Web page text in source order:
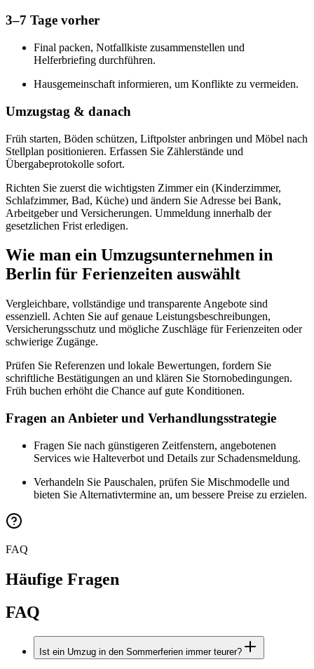
3–7 Tage vorher
Final packen, Notfallkiste zusammenstellen und
Helferbriefing durchführen.
Hausgemeinschaft informieren, um Konflikte zu vermeiden.
Umzugstag & danach
Früh starten, Böden schützen, Liftpolster anbringen und Möbel nach
Stellplan positionieren. Erfassen Sie Zählerstände und
Übergabeprotokolle sofort.
Richten Sie zuerst die wichtigsten Zimmer ein (Kinderzimmer,
Schlafzimmer, Bad, Küche) und ändern Sie Adresse bei Bank,
Arbeitgeber und Versicherungen. Ummeldung innerhalb der
gesetzlichen Frist erledigen.
Wie man ein Umzugsunternehmen in
Berlin für Ferienzeiten auswählt
Vergleichbare, vollständige und transparente Angebote sind
essenziell. Achten Sie auf genaue Leistungsbeschreibungen,
Versicherungsschutz und mögliche Zuschläge für Ferienzeiten oder
schwierige Zugänge.
Prüfen Sie Referenzen und lokale Bewertungen, fordern Sie
schriftliche Bestätigungen an und klären Sie Stornobedingungen.
Früh buchen erhöht die Chance auf gute Konditionen.
Fragen an Anbieter und Verhandlungsstrategie
Fragen Sie nach günstigeren Zeitfenstern, angebotenen
Services wie Halteverbot und Details zur Schadensmeldung.
Verhandeln Sie Pauschalen, prüfen Sie Mischmodelle und
bieten Sie Alternativtermine an, um bessere Preise zu erzielen.
FAQ
Häufige Fragen
FAQ
Ist ein Umzug in den Sommerferien immer teurer?